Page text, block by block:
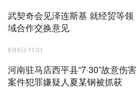
武契奇会见泽连斯基 就经贸等领
域合作交换意见
8月8日 11:31
河南驻马店西平县“7·30”故意伤害
案件犯罪嫌疑人夏某钢被抓获